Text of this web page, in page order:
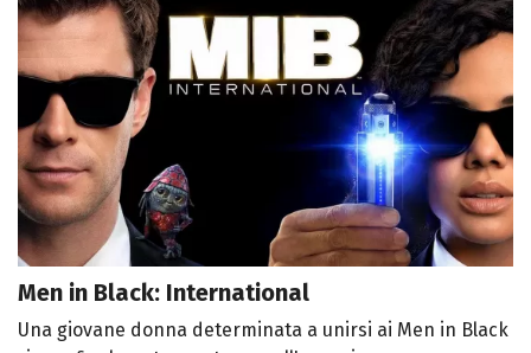
Men in Black: International
Una giovane donna determinata a unirsi ai Men in Black